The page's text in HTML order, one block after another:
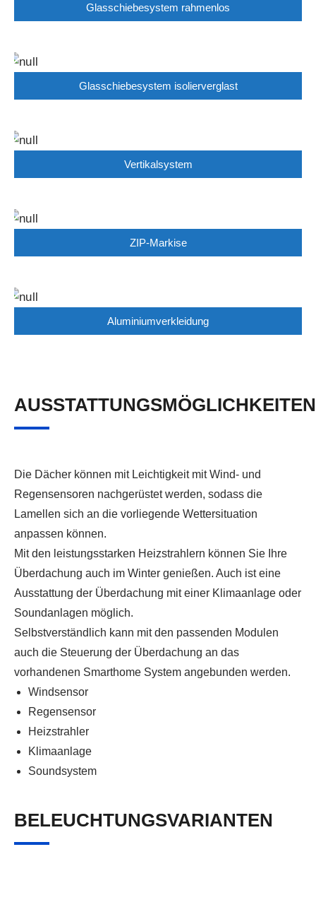
Glasschiebesystem rahmenlos
Glasschiebesystem isolierverglast
Vertikalsystem
ZIP-Markise
Aluminiumverkleidung
AUSSTATTUNGSMÖGLICHKEITEN
Die Dächer können mit Leichtigkeit mit Wind- und
Regensensoren nachgerüstet werden, sodass die
Lamellen sich an die vorliegende Wettersituation
anpassen können.
Mit den leistungsstarken Heizstrahlern können Sie Ihre
Überdachung auch im Winter genießen. Auch ist eine
Ausstattung der Überdachung mit einer Klimaanlage oder
Soundanlagen möglich.
Selbstverständlich kann mit den passenden Modulen
auch die Steuerung der Überdachung an das
vorhandenen Smarthome System angebunden werden.
Windsensor
Regensensor
Heizstrahler
Klimaanlage
Soundsystem
BELEUCHTUNGSVARIANTEN